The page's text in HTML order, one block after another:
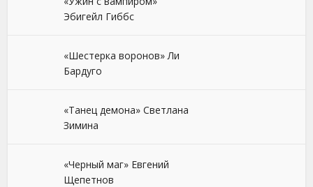
Эбигейл Гиббс
«Шестерка воронов» Ли
Бардуго
«Танец демона» Светлана
Зимина
«Черный маг» Евгений
Щепетнов